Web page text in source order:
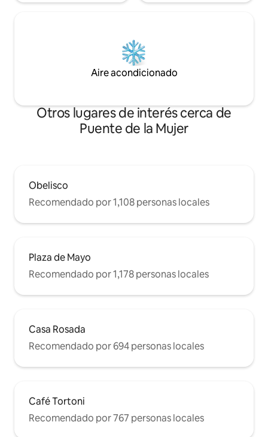
Aire acondicionado
Otros lugares de interés cerca de
Puente de la Mujer
Obelisco
Recomendado por 1,108 personas locales
Plaza de Mayo
Recomendado por 1,178 personas locales
Casa Rosada
Recomendado por 694 personas locales
Café Tortoni
Recomendado por 767 personas locales